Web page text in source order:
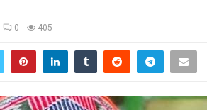
0 405